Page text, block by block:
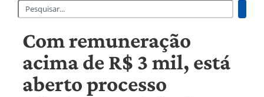
Com remuneração
acima de R$ 3 mil, está
aberto processo